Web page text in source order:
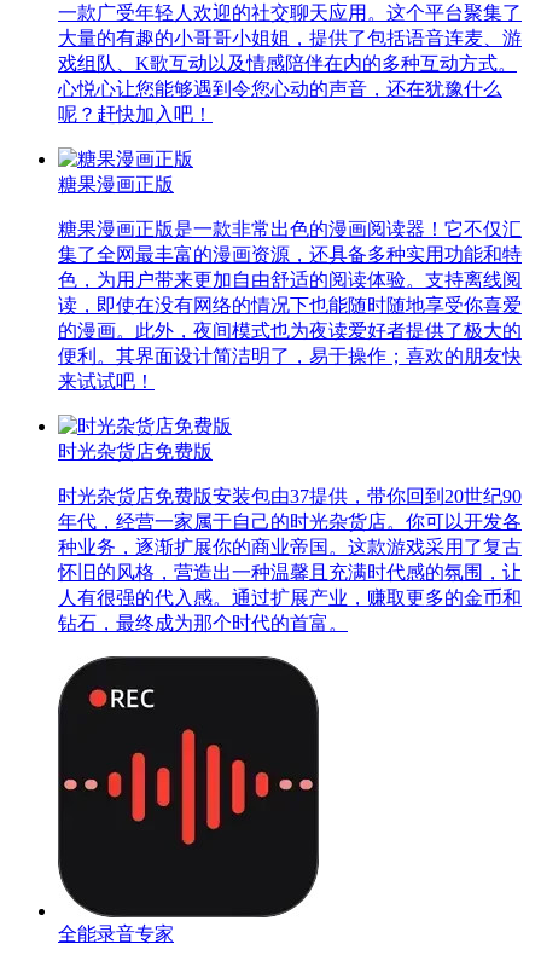
一款广受年轻人欢迎的社交聊天应用。这个平台聚集了
大量的有趣的小哥哥小姐姐，提供了包括语音连麦、游
戏组队、K歌互动以及情感陪伴在内的多种互动方式。
心悦心让您能够遇到令您心动的声音，还在犹豫什么
呢？赶快加入吧！
糖果漫画正版
糖果漫画正版是一款非常出色的漫画阅读器！它不仅汇
集了全网最丰富的漫画资源，还具备多种实用功能和特
色，为用户带来更加自由舒适的阅读体验。支持离线阅
读，即使在没有网络的情况下也能随时随地享受你喜爱
的漫画。此外，夜间模式也为夜读爱好者提供了极大的
便利。其界面设计简洁明了，易于操作；喜欢的朋友快
来试试吧！
时光杂货店免费版
时光杂货店免费版安装包由37提供，带你回到20世纪90
年代，经营一家属于自己的时光杂货店。你可以开发各
种业务，逐渐扩展你的商业帝国。这款游戏采用了复古
怀旧的风格，营造出一种温馨且充满时代感的氛围，让
人有很强的代入感。通过扩展产业，赚取更多的金币和
钻石，最终成为那个时代的首富。
全能录音专家